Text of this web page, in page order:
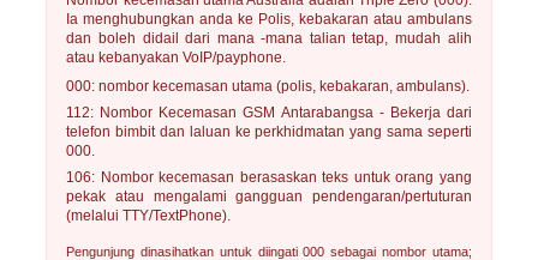
Ia menghubungkan anda ke Polis, kebakaran atau ambulans
dan boleh didail dari mana -mana talian tetap, mudah alih
atau kebanyakan VoIP/payphone.
000: nombor kecemasan utama (polis, kebakaran, ambulans).
112: Nombor Kecemasan GSM Antarabangsa - Bekerja dari
telefon bimbit dan laluan ke perkhidmatan yang sama seperti
000.
106: Nombor kecemasan berasaskan teks untuk orang yang
pekak atau mengalami gangguan pendengaran/pertuturan
(melalui TTY/TextPhone).
Pengunjung dinasihatkan untuk diingati000 sebagai nombor utama;